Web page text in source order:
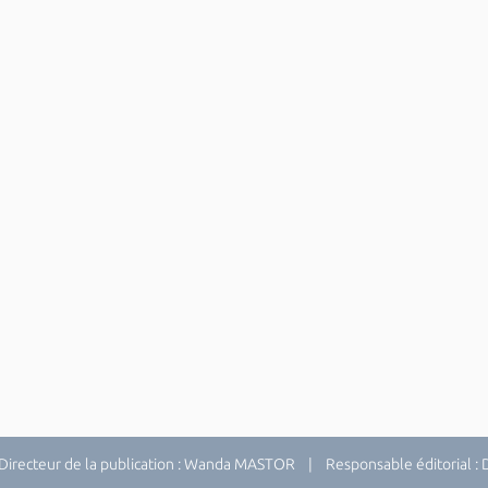
de la publication : Wanda MASTOR | Responsable éditorial :